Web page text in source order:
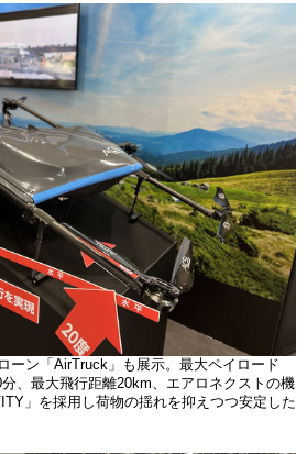
ーン「AirTruck」も展示。最大ペイロード
、最大飛行距離20km、エアロネクストの機
」を採用し荷物の揺れを抑えつつ安定した